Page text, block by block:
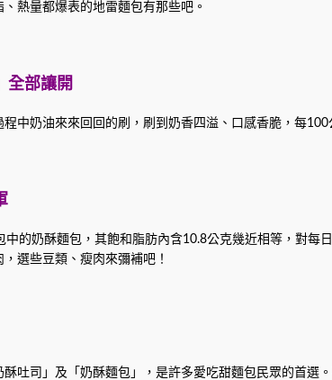
熱量都爆表的地雷麵包有那些吧。
全部讓開
中奶油來來回回的刷，刷到奶香四溢、口感香脆，每
的奶酥麵包，其飽和脂肪內含10.8公克幾近相等，對每
選些豆類、瘦肉來彌補吧！
吐司」及「奶酥麵包」，是許多愛吃甜麵包民眾的首選。